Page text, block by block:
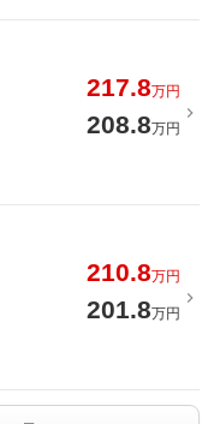
217.8万円
208.8万円
210.8万円
201.8万円